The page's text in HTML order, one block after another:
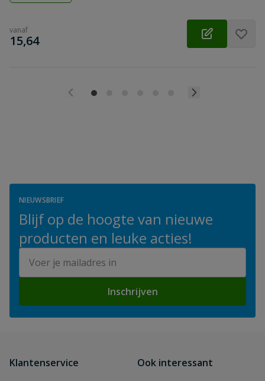
vanaf
€
15,64
NIEUWSBRIEF
Blijf op de hoogte van nieuwe
producten en leuke acties!
Inschrijven
Klantenservice
Ook interessant